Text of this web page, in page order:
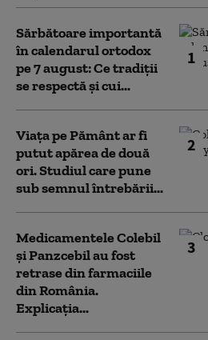
1
Sărbătoare importantă
în calendarul ortodox
pe 7 august: Ce tradiții
se respectă și cui...
2
Viața pe Pământ ar fi
putut apărea de două
ori. Studiul care pune
sub semnul întrebării...
3
Medicamentele Colebil
și Panzcebil au fost
retrase din farmaciile
din România.
Explicația...